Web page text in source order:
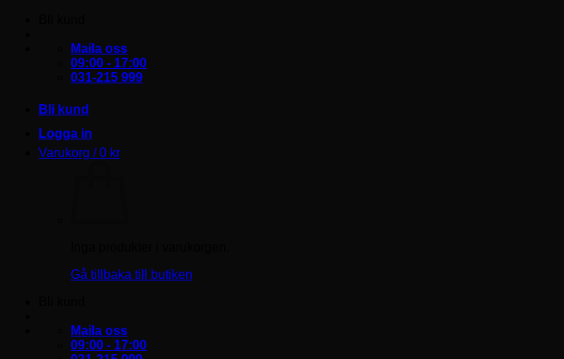
Maila oss
09:00 - 17:00
031-215 999
Bli kund
Logga in
Varukorg /0 kr
Gå tillbaka till butiken
Maila oss
09:00 - 17:00